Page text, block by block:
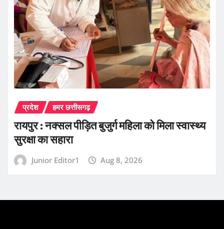
प्रदेश हमर छत्तीसगढ़
रायपुर : नक्सल पीड़ित बुजुर्ग महिला को मिला स्वास्थ्य
सुरक्षा का सहारा
Junior Editor1 Aug 8, 2026